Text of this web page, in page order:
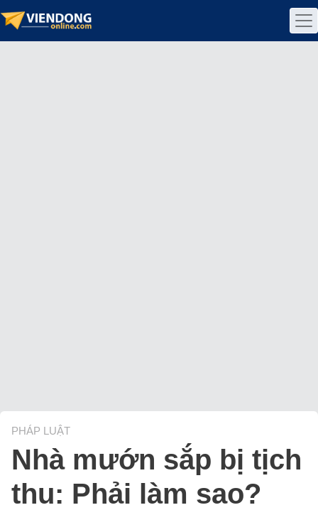
PHÁP LUẬT
Nhà mướn sắp bị tịch
thu: Phải làm sao?